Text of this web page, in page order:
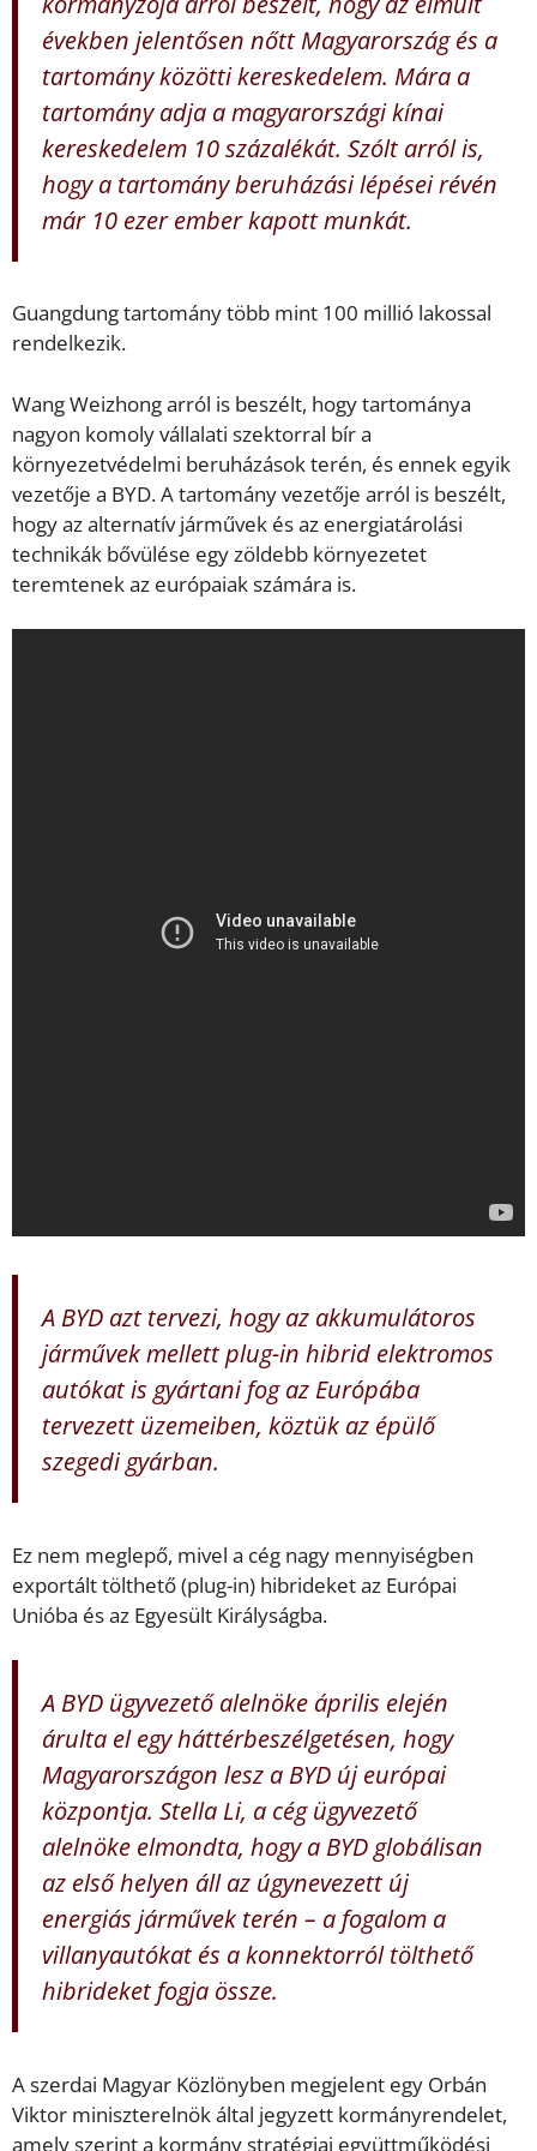
években jelentősen nőtt Magyarország és a
tartomány közötti kereskedelem. Mára a
tartomány adja a magyarországi kínai
kereskedelem 10 százalékát. Szólt arról is,
hogy a tartomány beruházási lépései révén
már 10 ezer ember kapott munkát.
Guangdung tartomány több mint 100 millió lakossal
rendelkezik.
Wang Weizhong arról is beszélt, hogy tartománya
nagyon komoly vállalati szektorral bír a
környezetvédelmi beruházások terén, és ennek egyik
vezetője a BYD. A tartomány vezetője arról is beszélt,
hogy az alternatív járművek és az energiatárolási
technikák bővülése egy zöldebb környezetet
teremtenek az európaiak számára is.
A BYD azt tervezi, hogy az akkumulátoros
járművek mellett plug-in hibrid elektromos
autókat is gyártani fog az Európába
tervezett üzemeiben, köztük az épülő
szegedi gyárban.
Ez nem meglepő, mivel a cég nagy mennyiségben
exportált tölthető (plug-in) hibrideket az Európai
Unióba és az Egyesült Királyságba.
A BYD ügyvezető alelnöke április elején
árulta el egy háttérbeszélgetésen, hogy
Magyarországon lesz a BYD új európai
központja. Stella Li, a cég ügyvezető
alelnöke elmondta, hogy a BYD globálisan
az első helyen áll az úgynevezett új
energiás járművek terén – a fogalom a
villanyautókat és a konnektorról tölthető
hibrideket fogja össze.
A szerdai Magyar Közlönyben megjelent egy Orbán
Viktor miniszterelnök által jegyzett kormányrendelet,
amely szerint a kormány stratégiai együttműködési